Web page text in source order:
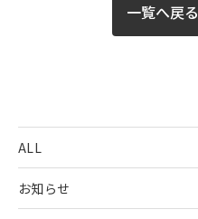
ALL
お知らせ
一覧へ戻る